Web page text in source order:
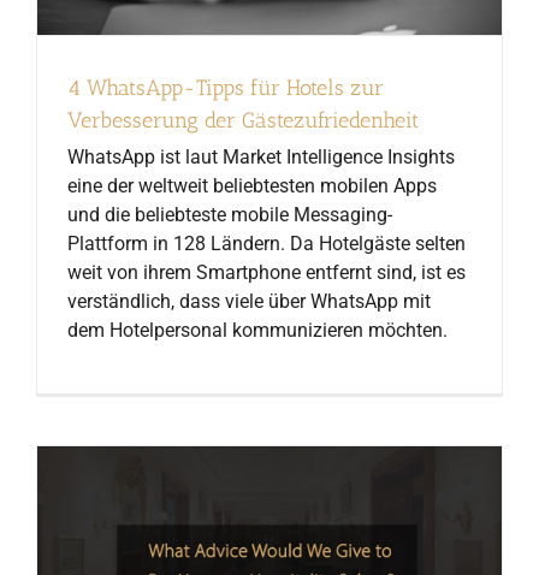
4 WhatsApp-Tipps für Hotels zur
Verbesserung der Gästezufriedenheit
WhatsApp ist laut Market Intelligence Insights
eine der weltweit beliebtesten mobilen Apps
und die beliebteste mobile Messaging-
Plattform in 128 Ländern. Da Hotelgäste selten
weit von ihrem Smartphone entfernt sind, ist es
verständlich, dass viele über WhatsApp mit
dem Hotelpersonal kommunizieren möchten.